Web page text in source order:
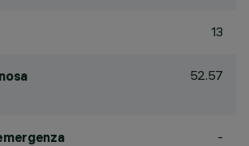
13
52.57
-